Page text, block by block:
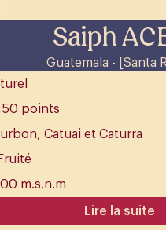
Saiph
Guatemala - [Santa
points
Catuai et Caturra
Fruité
m.s.n.m
Lire la suite